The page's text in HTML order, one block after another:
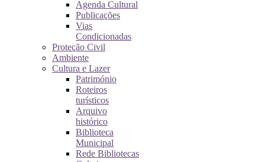
Agenda Cultural
Publicações
Vias
Condicionadas
Proteção Civil
Ambiente
Cultura e Lazer
Património
Roteiros
turísticos
Arquivo
histórico
Biblioteca
Municipal
Rede Bibliotecas